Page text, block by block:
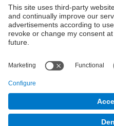
Pla general dels
durant la intervenció del
Social de la UPC
© UPC Universitat